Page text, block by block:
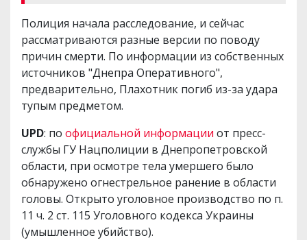
Полиция начала расследование, и сейчас
рассматриваются разные версии по поводу
причин смерти. По информации из собственных
источников "Днепра Оперативного",
предварительно, Плахотник погиб из-за удара
тупым предметом.
UPD: по официальной информации от пресс-
службы ГУ Нацполиции в Днепропетровской
области, при осмотре тела умершего было
обнаружено огнестрельное ранение в области
головы. Открыто уголовное производство по п.
11 ч. 2 ст. 115 Уголовного кодекса Украины
(умышленное убийство).